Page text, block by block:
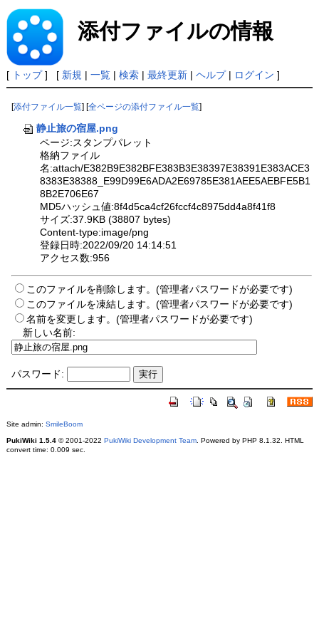
添付ファイルの情報
[ トップ] [ 新規 | 一覧| 検索| 最終更新| ヘルプ| ログイン ]
[添付ファイル一覧] [全ページの添付ファイル一覧]
静止旅の宿屋.png
ページ:スタンプパレット
格納ファイル
名:attach/E382B9E382BFE383B3E38397E38391E383ACE3
8383E38388_E99D99E6ADA2E69785E381AEE5AEBFE5B1
8B2E706E67
MD5ハッシュ値:8f4d5ca4cf26fccf4c8975dd4a8f41f8
サイズ:37.9KB (38807 bytes)
Content-type:image/png
登録日時:2022/09/20 14:14:51
アクセス数:956
このファイルを削除します。(管理者パスワードが必要です)
このファイルを凍結します。(管理者パスワードが必要です)
名前を変更します。(管理者パスワードが必要です)
新しい名前:
パスワード:
Site admin: SmileBoom
PukiWiki 1.5.4© 2001-2022 PukiWiki Development Team. Powered by PHP 8.1.32. HTML
convert time: 0.009 sec.